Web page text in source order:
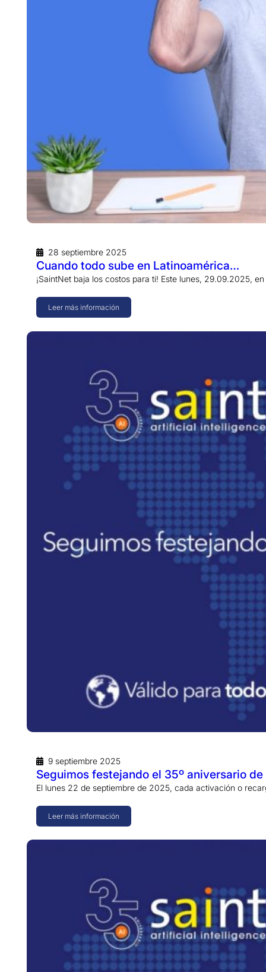
28 septiembre 2025
Cuando todo sube en Latinoamérica…
¡SaintNet baja los costos para ti! Este lunes, 29.09.2025,
Leer más información
9 septiembre 2025
Seguimos festejando el 35º aniversario
El lunes 22 de septiembre de 2025, cada activación o
Leer más información